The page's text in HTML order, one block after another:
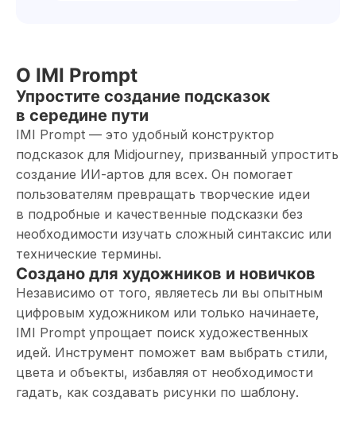
О IMI Prompt
Упростите создание подсказок
в середине пути
IMI Prompt — это удобный конструктор
подсказок для Midjourney, призванный упростить
создание ИИ-артов для всех. Он помогает
пользователям превращать творческие идеи
в подробные и качественные подсказки без
необходимости изучать сложный синтаксис или
технические термины.
Создано для художников и новичков
Независимо от того, являетесь ли вы опытным
цифровым художником или только начинаете,
IMI Prompt упрощает поиск художественных
идей. Инструмент поможет вам выбрать стили,
цвета и объекты, избавляя от необходимости
гадать, как создавать рисунки по шаблону.